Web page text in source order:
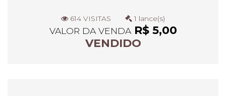
614 VISITAS 1 lance(s)
VALOR DA VENDAR$ 5,00
VENDIDO